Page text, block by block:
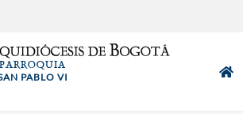
PARROQUIA
PABLO VI